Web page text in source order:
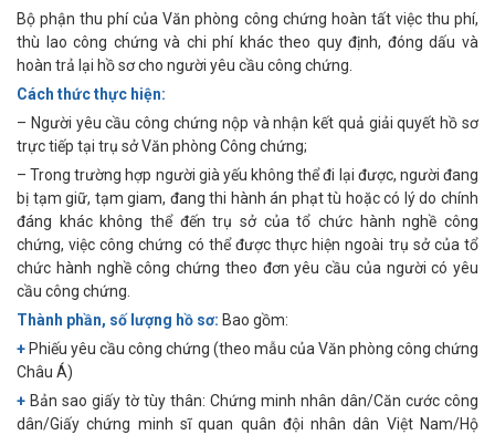
Bộ phận thu phí của Văn phòng công chứng hoàn tất việc thu phí,
thù lao công chứng và chi phí khác theo quy định, đóng dấu và
hoàn trả lại hồ sơ cho người yêu cầu công chứng.
Cách thức thực hiện:
– Người yêu cầu công chứng nộp và nhận kết quả giải quyết hồ sơ
trực tiếp tại trụ sở Văn phòng Công chứng;
– Trong trường hợp người già yếu không thể đi lại được, người đang
bị tạm giữ, tạm giam, đang thi hành án phạt tù hoặc có lý do chính
đáng khác không thể đến trụ sở của tổ chức hành nghề công
chứng, việc công chứng có thể được thực hiện ngoài trụ sở của tổ
chức hành nghề công chứng theo đơn yêu cầu của người có yêu
cầu công chứng.
Thành phần, số lượng hồ sơ: Bao gồm:
+ Phiếu yêu cầu công chứng (theo mẫu của Văn phòng công chứng
Châu Á)
+ Bản sao giấy tờ tùy thân: Chứng minh nhân dân/Căn cước công
dân/Giấy chứng minh sĩ quan quân đội nhân dân Việt Nam/Hộ